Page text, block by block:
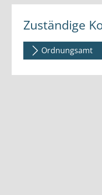
Zuständige
Ordnungsamt